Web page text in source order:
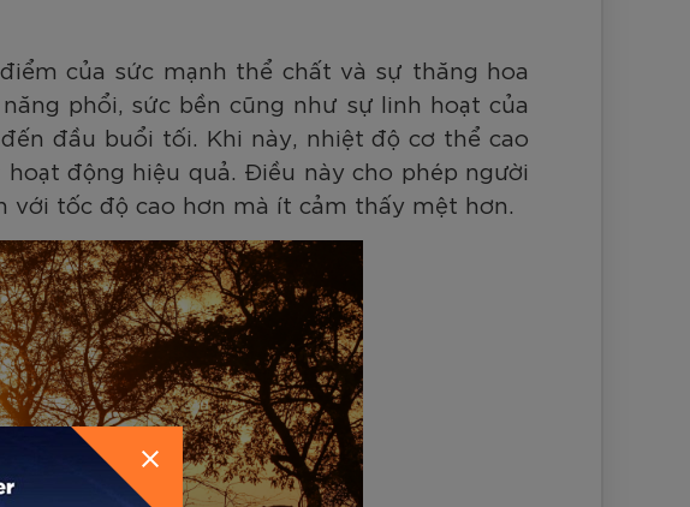
của sức mạnh thể chất và sự thăng hoa
phổi, sức bền cũng như sự linh hoạt của
đầu buổi tối. Khi này, nhiệt độ cơ thể cao
động hiệu quả. Điều này cho phép người
với tốc độ cao hơn mà ít cảm thấy mệt hơn.